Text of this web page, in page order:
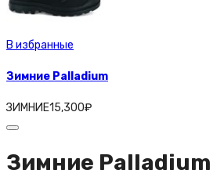
В избранные
Зимние Palladium
ЗИМНИЕ15,300₽
Зимние Palladium